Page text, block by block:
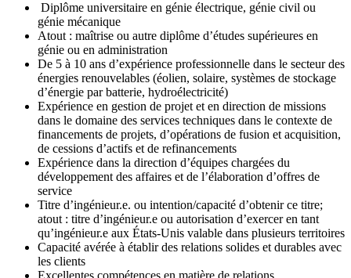
Diplôme universitaire en génie électrique, génie civil ou
génie mécanique
Atout : maîtrise ou autre diplôme d’études supérieures en
génie ou en administration
De 5 à 10 ans d’expérience professionnelle dans le secteur des
énergies renouvelables (éolien, solaire, systèmes de stockage
d’énergie par batterie, hydroélectricité)
Expérience en gestion de projet et en direction de missions
dans le domaine des services techniques dans le contexte de
financements de projets, d’opérations de fusion et acquisition,
de cessions d’actifs et de refinancements
Expérience dans la direction d’équipes chargées du
développement des affaires et de l’élaboration d’offres de
service
Titre d’ingénieur.e. ou intention/capacité d’obtenir ce titre;
atout : titre d’ingénieur.e ou autorisation d’exercer en tant
qu’ingénieur.e aux États-Unis valable dans plusieurs territoires
Capacité avérée à établir des relations solides et durables avec
les clients